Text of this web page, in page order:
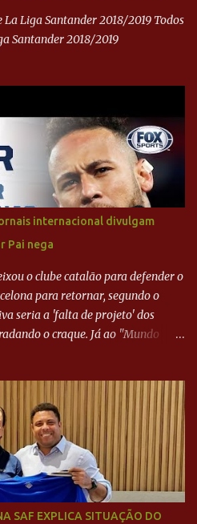
Liga Santander 2018/2019 Todos
Santander 2018/2019
internacional divulgam
Pai nega
o clube catalão para defender o
para retornar, segundo o
seria a 'falta de projeto' dos
o craque. Já ao "Mundo
SAF EXPLICA SITUAÇÃO DO